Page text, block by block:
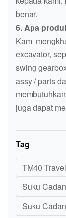
benar.
6. Apa
Kami
excavator,
swing
assy / parts
juga dapat
Tag
TM40
Suku
Suku